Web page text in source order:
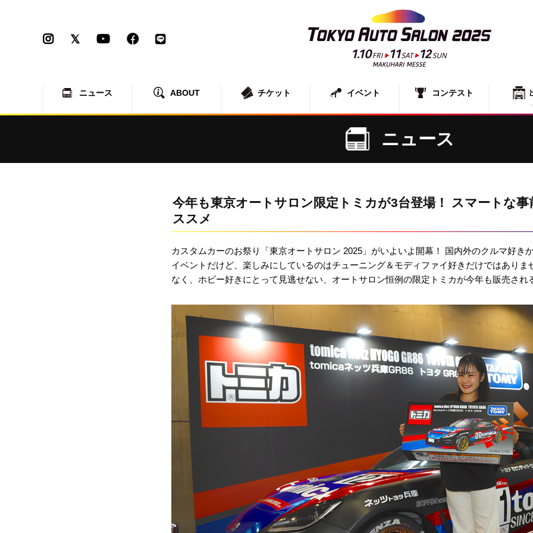
ニュース ABOUT チケット イベント コンテスト
出展者一
展示車両
ニュース
今年も東京オートサロン限定トミカが3台登場！ スマートな事
ススメ
カスタムカーのお祭り「東京オートサロン 2025」がいよいよ開幕！ 国内外のクルマ好き
イベントだけど、楽しみにしているのはチューニング＆モディファイ好きだけではありま
なく、ホビー好きにとって見逃せない、オートサロン恒例の限定トミカが今年も販売され